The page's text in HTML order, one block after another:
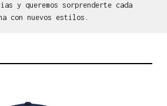
y queremos sorprenderte cada
con nuevos estilos.